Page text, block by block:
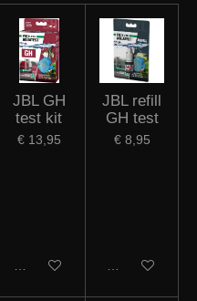
JBL GH
test kit
€ 13,95
In winkelwagen
JBL refill
GH test
€ 8,95
In winkelwagen